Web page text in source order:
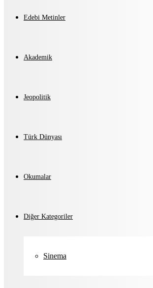
Edebi Metinler
Akademik
Jeopolitik
Türk Dünyası
Okumalar
Diğer Kategoriler
Sinema